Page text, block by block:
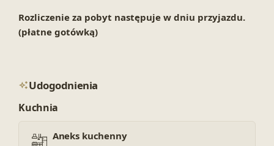
Rozliczenie za pobyt następuje w dniu przyjazdu.
(płatne gotówką)
Udogodnienia
Kuchnia
Aneks kuchenny